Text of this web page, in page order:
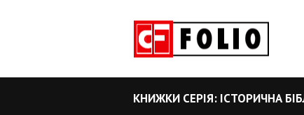
КНИЖКИ СЕРІЯ: ІСТОРИЧНА